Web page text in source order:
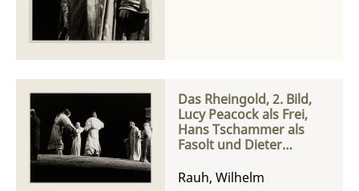
Das Rheingold, 2. Bild,
Lucy Peacock als Frei,
Hans Tschammer als
Fasolt und Dieter
Rauh, Wilhelm